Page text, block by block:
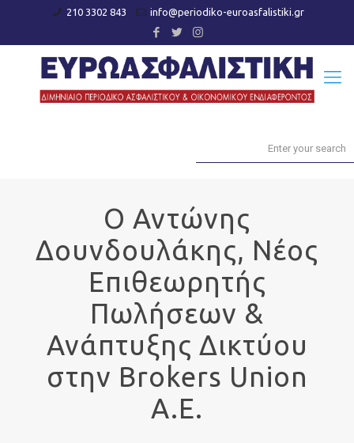
210 3302 843 info@periodiko-euroasfalistiki.gr
Ο Αντώνης
Δουνδουλάκης, Νέος
Επιθεωρητής
Πωλήσεων &
Ανάπτυξης Δικτύου
στην Brokers Union
A.E.